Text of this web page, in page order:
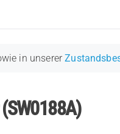
in unserer